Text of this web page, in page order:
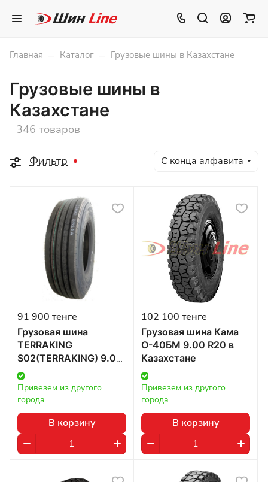
Главная – Каталог – Грузовые шины в Казахстане
Грузовые шины в
Казахстане
346 товаров
Фильтр С конца алфавита
91 900 тенге
Грузовая шина
TERRAKING
S02(TERRAKING) 9.00
R22.5 136/134M в
Казахстане
Привезем из другого
города
В корзину
102 100 тенге
Грузовая шина Кама
О-40БМ 9.00 R20 в
Казахстане
Привезем из другого
города
В корзину